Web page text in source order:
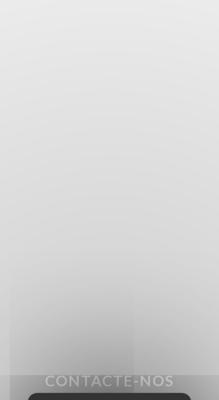
CONTACTE-NOS